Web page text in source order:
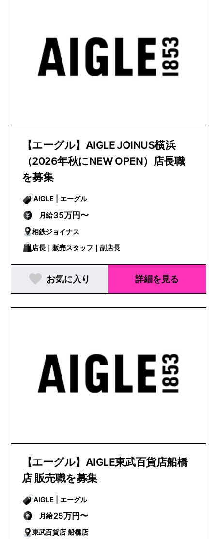
【エーグル】AIGLE JOINUS横浜
（2026年秋にNEW OPEN）店長職
を募集
AIGLE | エーグル
月給35万円〜
相鉄ジョイナス
店長｜販売スタッフ｜副店長
お気に入り 詳細を見る
【エーグル】AIGLE東武百貨店船橋
店 販売職を募集
AIGLE | エーグル
月給25万円〜
東武百貨店 船橋店